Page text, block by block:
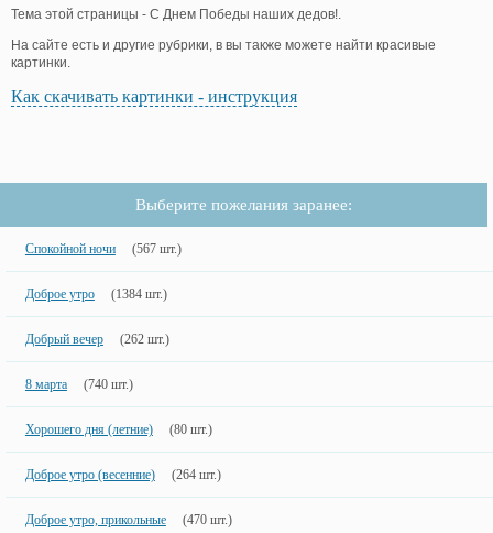
Тема этой страницы - С Днем Победы наших дедов!.
На сайте есть и другие рубрики, в вы также можете найти красивые
картинки.
Как скачивать картинки - инструкция
Выберите пожелания заранее:
Спокойной ночи (567 шт.)
Доброе утро (1384 шт.)
Добрый вечер (262 шт.)
8 марта (740 шт.)
Хорошего дня (летние) (80 шт.)
Доброе утро (весенние) (264 шт.)
Доброе утро, прикольные (470 шт.)